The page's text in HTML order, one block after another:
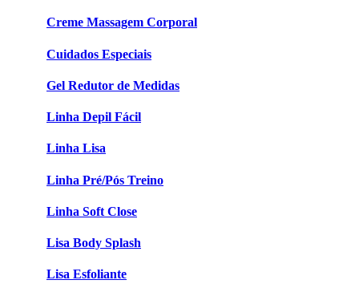
Creme Massagem Corporal
Cuidados Especiais
Gel Redutor de Medidas
Linha Depil Fácil
Linha Lisa
Linha Pré/Pós Treino
Linha Soft Close
Lisa Body Splash
Lisa Esfoliante